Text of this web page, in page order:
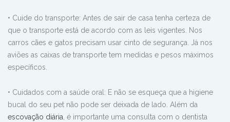
• Cuide do transporte: Antes de sair de casa tenha certeza de
que o transporte está de acordo com as leis vigentes. Nos
carros cães e gatos precisam usar cinto de segurança. Já nos
aviões as caixas de transporte tem medidas e pesos máximos
específicos.
• Cuidados com a saúde oral: E não se esqueça que a higiene
bucal do seu pet não pode ser deixada de lado. Além da
escovação diária, é importante uma consulta com o dentista